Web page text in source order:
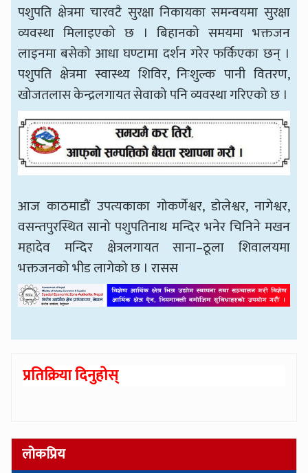
पशुपति क्षेत्रमा चारवटै सुरक्षा निकायका समन्वयमा सुरक्षा
व्यवस्था मिलाइएको छ । बिहानको समयमा भक्तजन
लाइनमा बसेको आधा घण्टामा दर्शन गरेर फर्किएका छन् ।
पशुपति क्षेत्रमा स्वास्थ्य शिविर, निःशुल्क पानी वितरण,
खोजतलास केन्द्रलगायत सेवाको पनि व्यवस्था गरिएको छ ।
आज काठमाडौं उपत्यकाका गोकर्णेश्वर, डोलेश्वर, नागेश्वर,
वसन्तपुरस्थित सानो पशुपतिनाथ मन्दिर भनेर चिनिने मखन
महादेव मन्दिर क्षेत्रलगायत साना–ठूला शिवालयमा
भक्तजनको भीड लागेको छ । रासस
प्रतिक्रिया दिनुहोस्
लोकप्रिय